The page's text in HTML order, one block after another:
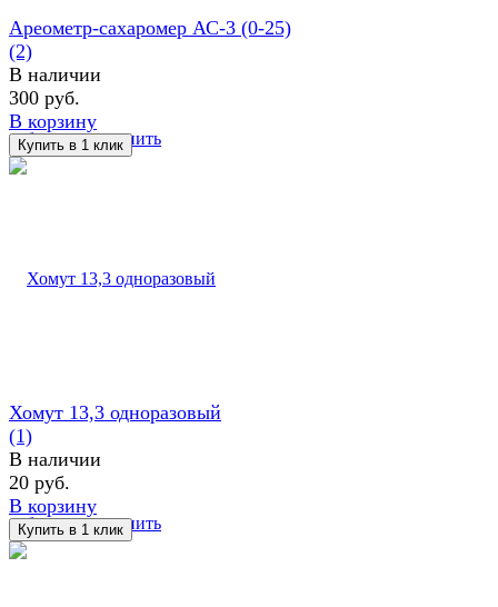
избранное сравнить
Ареометр-сахаромер АС-3 (0-25)
(2)
В наличии
300 руб.
В корзину
избранное сравнить
Хомут 13,3 одноразовый
(1)
В наличии
20 руб.
В корзину